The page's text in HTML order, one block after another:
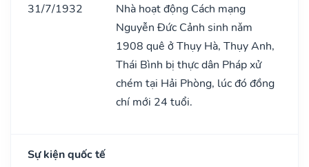
31/7/1932
Nhà hoạt động Cách mạng
Nguyễn Đức Cảnh sinh nǎm
1908 quê ở Thụy Hà, Thụy Anh,
Thái Bình bị thực dân Pháp xử
chém tại Hải Phòng, lúc đó đồng
chí mới 24 tuổi.
Sự kiện quốc tế